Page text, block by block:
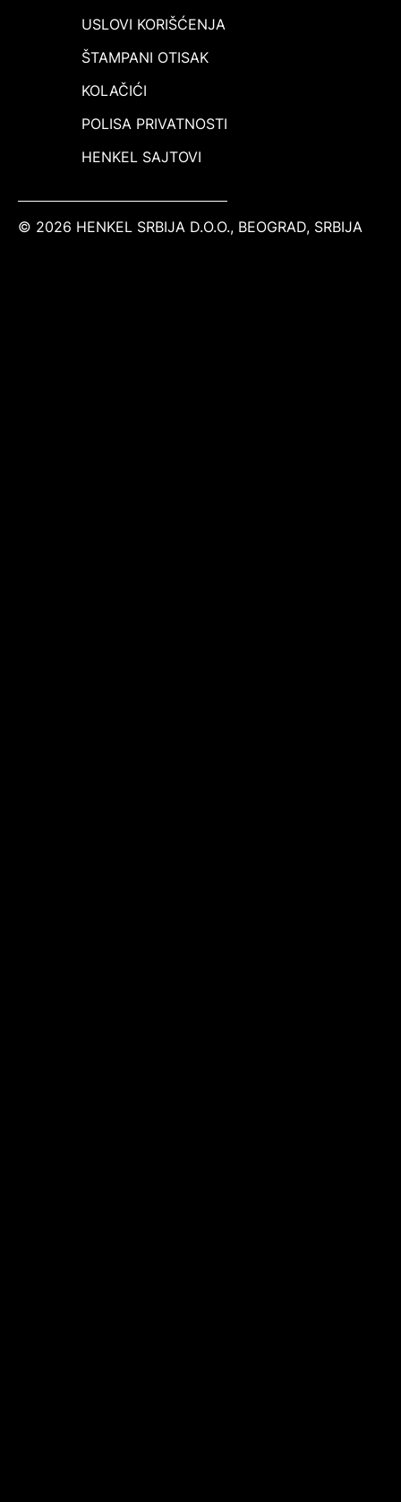
USLOVI KORIŠĆENJA
ŠTAMPANI OTISAK
KOLAČIĆI
POLISA PRIVATNOSTI
HENKEL SAJTOVI
© 2026 HENKEL SRBIJA D.O.O., BEOGRAD, SRBIJA